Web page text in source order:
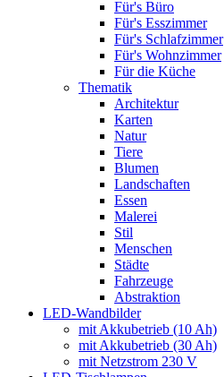
Für's Büro
Für's Esszimmer
Für's Schlafzimmer
Für's Wohnzimmer
Für die Küche
Thematik
Architektur
Karten
Natur
Tiere
Blumen
Landschaften
Essen
Malerei
Stil
Menschen
Städte
Fahrzeuge
Abstraktion
LED-Wandbilder
mit Akkubetrieb (10 Ah)
mit Akkubetrieb (30 Ah)
mit Netzstrom 230 V